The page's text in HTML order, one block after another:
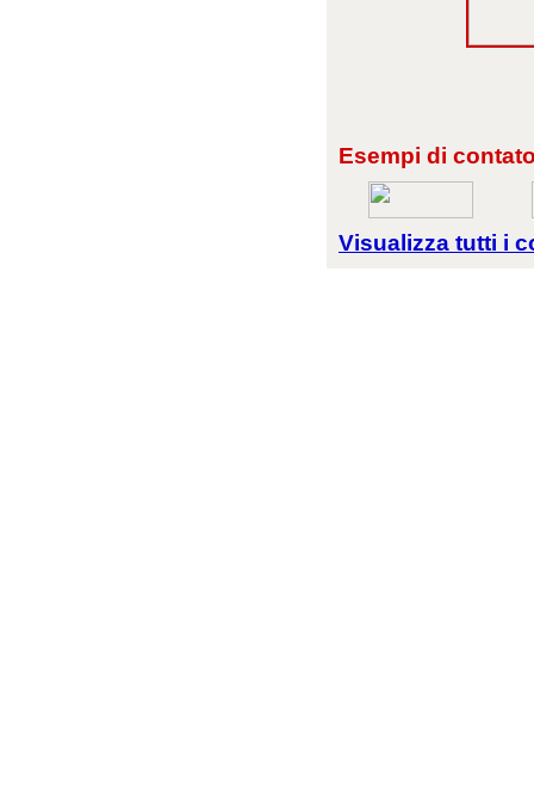
Esempi di
Visualizza tutti i